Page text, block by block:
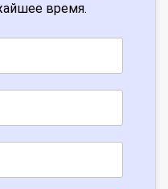
время.